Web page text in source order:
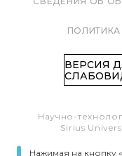
ВЕРСИЯ
Научно-
Sirius
Нажимая на кнопку